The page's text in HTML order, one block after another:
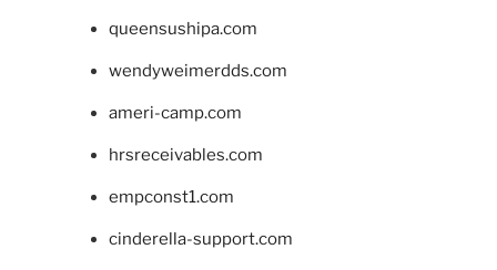
queensushipa.com
wendyweimerdds.com
ameri-camp.com
hrsreceivables.com
empconst1.com
cinderella-support.com